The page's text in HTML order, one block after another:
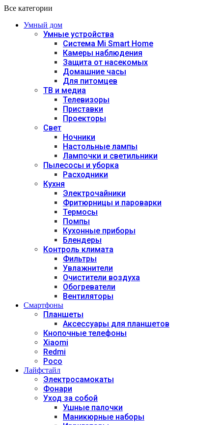
Все категории
Умный дом
Умные устройства
Система Mi Smart Home
Камеры наблюдения
Защита от насекомых
Домашние часы
Для питомцев
ТВ и медиа
Телевизоры
Приставки
Проекторы
Свет
Ночники
Настольные лампы
Лампочки и светильники
Пылесосы и уборка
Расходники
Кухня
Электрочайники
Фритюрницы и пароварки
Термосы
Помпы
Кухонные приборы
Блендеры
Контроль климата
Фильтры
Увлажнители
Очистители воздуха
Обогреватели
Вентиляторы
Смартфоны
Планшеты
Аксессуары для планшетов
Кнопочные телефоны
Xiaomi
Redmi
Poco
Лайфстайл
Электросамокаты
Фонари
Уход за собой
Ушные палочки
Маникюрные наборы